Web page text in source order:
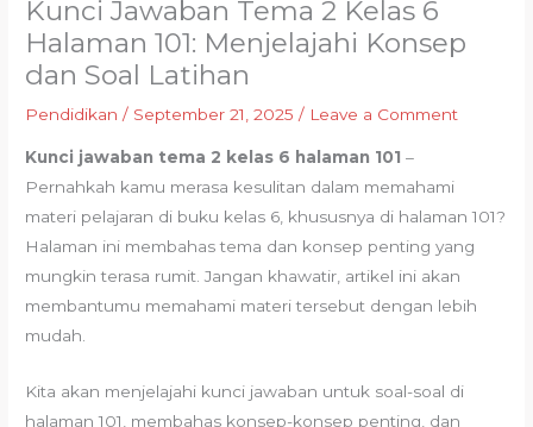
Kunci Jawaban Tema 2 Kelas 6
Halaman 101: Menjelajahi Konsep
dan Soal Latihan
Pendidikan / September 21, 2025/ Leave a Comment
Kunci jawaban tema 2 kelas 6 halaman 101 –
Pernahkah kamu merasa kesulitan dalam memahami
materi pelajaran di buku kelas 6, khususnya di halaman 101?
Halaman ini membahas tema dan konsep penting yang
mungkin terasa rumit. Jangan khawatir, artikel ini akan
membantumu memahami materi tersebut dengan lebih
mudah.
Kita akan menjelajahi kunci jawaban untuk soal-soal di
halaman 101, membahas konsep-konsep penting, dan